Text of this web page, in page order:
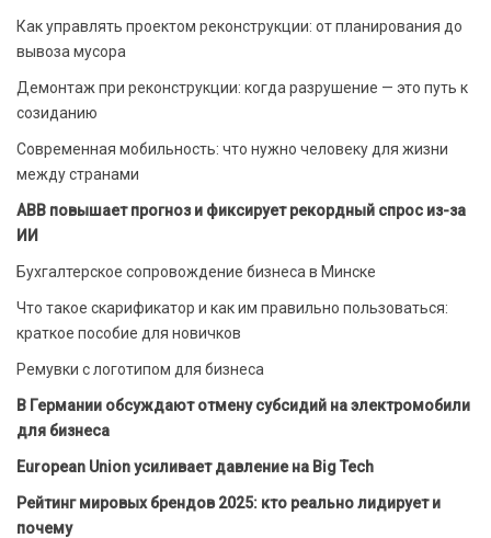
Как управлять проектом реконструкции: от планирования до
вывоза мусора
Демонтаж при реконструкции: когда разрушение — это путь к
созиданию
Современная мобильность: что нужно человеку для жизни
между странами
ABB повышает прогноз и фиксирует рекордный спрос из-за
ИИ
Бухгалтерское сопровождение бизнеса в Минске
Что такое скарификатор и как им правильно пользоваться:
краткое пособие для новичков
Ремувки с логотипом для бизнеса
В Германии обсуждают отмену субсидий на электромобили
для бизнеса
European Union усиливает давление на Big Tech
Рейтинг мировых брендов 2025: кто реально лидирует и
почему